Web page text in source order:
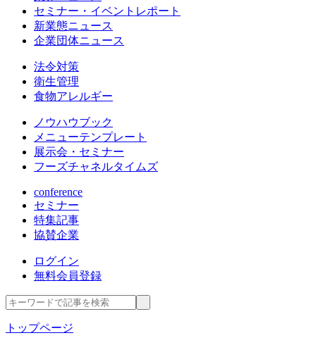
セミナー・イベントレポート
新業態ニュース
企業団体ニュース
法令対策
衛生管理
食物アレルギー
ノウハウブック
メニューテンプレート
展示会・セミナー
フーズチャネルタイムズ
conference
セミナー
特集記事
協賛企業
ログイン
無料会員登録
トップページ